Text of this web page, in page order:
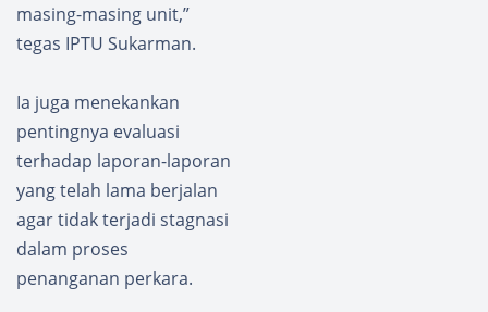
masing-masing unit,”
tegas IPTU Sukarman.
Ia juga menekankan
pentingnya evaluasi
terhadap laporan-laporan
yang telah lama berjalan
agar tidak terjadi stagnasi
dalam proses
penanganan perkara.